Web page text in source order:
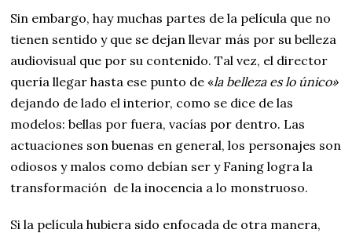
Sin embargo, hay muchas partes de la película que no
tienen sentido y que se dejan llevar más por su belleza
audiovisual que por su contenido. Tal vez, el director
quería llegar hasta ese punto de «la belleza es lo único»
dejando de lado el interior, como se dice de las
modelos: bellas por fuera, vacías por dentro. Las
actuaciones son buenas en general, los personajes son
odiosos y malos como debían ser y Faning logra la
transformación de la inocencia a lo monstruoso.
Si la película hubiera sido enfocada de otra manera,